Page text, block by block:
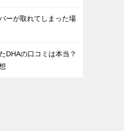
ーが取れてしまった場
DHAの口コミは本当？